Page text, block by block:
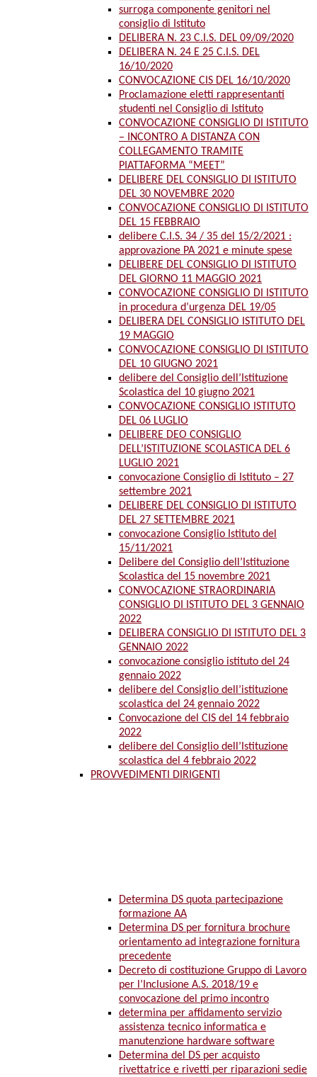
surroga componente genitori nel
consiglio di Istituto
DELIBERA N. 23 C.I.S. DEL 09/09/2020
DELIBERA N. 24 E 25 C.I.S. DEL
16/10/2020
CONVOCAZIONE CIS DEL 16/10/2020
Proclamazione eletti rappresentanti
studenti nel Consiglio di Istituto
CONVOCAZIONE CONSIGLIO DI ISTITUTO
– INCONTRO A DISTANZA CON
COLLEGAMENTO TRAMITE
PIATTAFORMA “MEET”
DELIBERE DEL CONSIGLIO DI ISTITUTO
DEL 30 NOVEMBRE 2020
CONVOCAZIONE CONSIGLIO DI ISTITUTO
DEL 15 FEBBRAIO
delibere C.I.S. 34 / 35 del 15/2/2021 :
approvazione PA 2021 e minute spese
DELIBERE DEL CONSIGLIO DI ISTITUTO
DEL GIORNO 11 MAGGIO 2021
CONVOCAZIONE CONSIGLIO DI ISTITUTO
in procedura d’urgenza DEL 19/05
DELIBERA DEL CONSIGLIO ISTITUTO DEL
19 MAGGIO
CONVOCAZIONE CONSIGLIO DI ISTITUTO
DEL 10 GIUGNO 2021
delibere del Consiglio dell’Istituzione
Scolastica del 10 giugno 2021
CONVOCAZIONE CONSIGLIO ISTITUTO
DEL 06 LUGLIO
DELIBERE DEO CONSIGLIO
DELL’ISTITUZIONE SCOLASTICA DEL 6
LUGLIO 2021
convocazione Consiglio di Istituto – 27
settembre 2021
DELIBERE DEL CONSIGLIO DI ISTITUTO
DEL 27 SETTEMBRE 2021
convocazione Consiglio Istituto del
15/11/2021
Delibere del Consiglio dell’Istituzione
Scolastica del 15 novembre 2021
CONVOCAZIONE STRAORDINARIA
CONSIGLIO DI ISTITUTO DEL 3 GENNAIO
2022
DELIBERA CONSIGLIO DI ISTITUTO DEL 3
GENNAIO 2022
convocazione consiglio istituto del 24
gennaio 2022
delibere del Consiglio dell’istituzione
scolastica del 24 gennaio 2022
Convocazione del CIS del 14 febbraio
2022
delibere del Consiglio dell’Istituzione
scolastica del 4 febbraio 2022
PROVVEDIMENTI DIRIGENTI
Determina DS quota partecipazione
formazione AA
Determina DS per fornitura brochure
orientamento ad integrazione fornitura
precedente
Decreto di costituzione Gruppo di Lavoro
per l’Inclusione A.S. 2018/19 e
convocazione del primo incontro
determina per affidamento servizio
assistenza tecnico informatica e
manutenzione hardware software
Determina del DS per acquisto
rivettatrice e rivetti per riparazioni sedie